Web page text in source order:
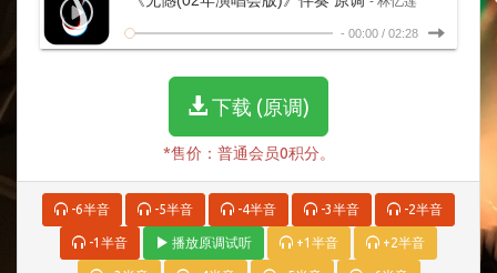
- 00:00 / 02:28
下载 (原调)
*售价：普通会员0积分。
-6半音 -5半音 -4半音 -3半音 -2半音
-1半音 播放原调试听 +1半音 +2半音